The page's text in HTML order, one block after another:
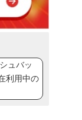
ュバッ
利用中の